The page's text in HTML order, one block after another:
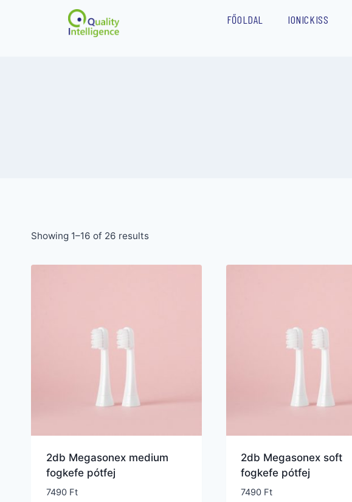
FŐOLDAL IONICKISS
Showing 1–16 of 26 results
2db Megasonex medium
fogkefe pótfej
7490 Ft
2db Megasonex soft
fogkefe pótfej
7490 Ft